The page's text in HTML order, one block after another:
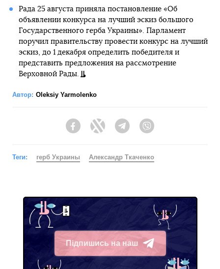
Рада 25 августа приняла постановление «Об
объявлении конкурса на лучший эскиз большого
Государственного герба Украины». Парламент
поручил правительству провести конкурс на лучший
эскиз, до 1 декабря определить победителя и
представить предложения на рассмотрение
Верховной Рады.
Автор: Oleksiy Yarmolenko
FacebookTwitter Telegram
Теги: герб Украины Александр Ткаченко
Підпишись на наш
Telegram